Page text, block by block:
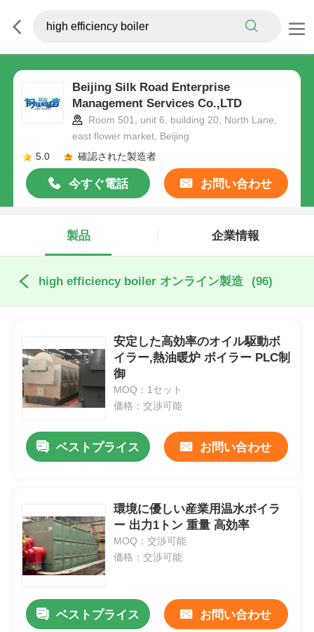
Beijing Silk Road Enterprise
Management Services Co.,LTD
Room 501, unit 6, building 20, North Lane,
east flower market, Beijing
5.0
確認された製造者
今すぐ電話 お問い合わせ
製品 企業情報
high efficiency boiler オンライン製造 (96)
安定した高効率のオイル駆動ボ
イラー,熱油暖炉 ボイラー PLC制
御
MOQ：1セット
価格：交渉可能
ベストプライス お問い合わせ
環境に優しい産業用温水ボイラ
ー 出力1トン 重量 高効率
MOQ：交渉可能
価格：交渉可能
ベストプライス お問い合わせ